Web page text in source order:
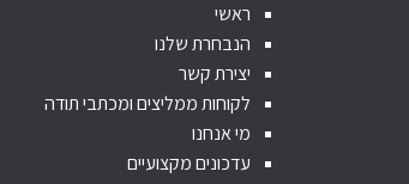
ראשי
הנבחרת שלנו
יצירת קשר
לקוחות ממליצים ומכתבי תודה
מי אנחנו
עדכונים מקצועיים